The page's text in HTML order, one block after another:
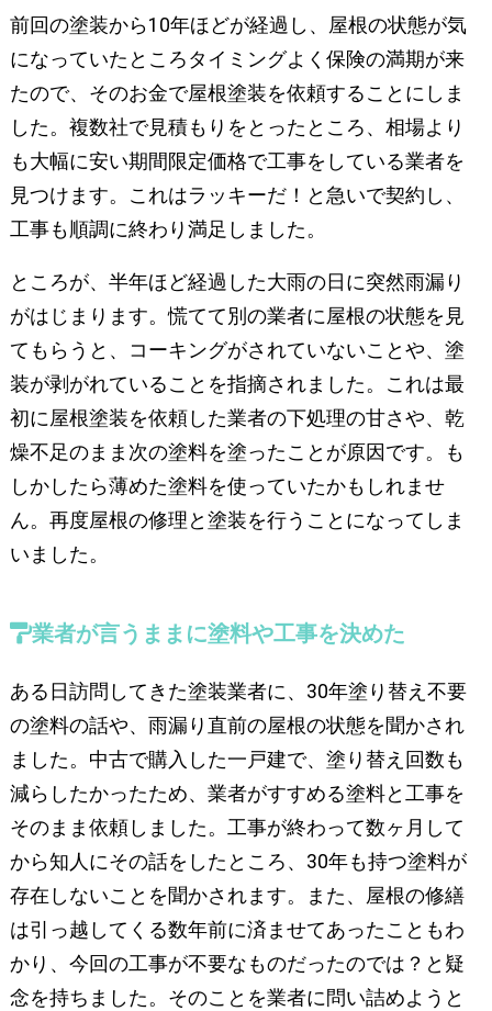
前回の塗装から10年ほどが経過し、屋根の状態が気
になっていたところタイミングよく保険の満期が来
たので、そのお金で屋根塗装を依頼することにしま
した。複数社で見積もりをとったところ、相場より
も大幅に安い期間限定価格で工事をしている業者を
見つけます。これはラッキーだ！と急いで契約し、
工事も順調に終わり満足しました。
ところが、半年ほど経過した大雨の日に突然雨漏り
がはじまります。慌てて別の業者に屋根の状態を見
てもらうと、コーキングがされていないことや、塗
装が剥がれていることを指摘されました。これは最
初に屋根塗装を依頼した業者の下処理の甘さや、乾
燥不足のまま次の塗料を塗ったことが原因です。も
しかしたら薄めた塗料を使っていたかもしれませ
ん。再度屋根の修理と塗装を行うことになってしま
いました。
業者が言うままに塗料や工事を決めた
ある日訪問してきた塗装業者に、30年塗り替え不要
の塗料の話や、雨漏り直前の屋根の状態を聞かされ
ました。中古で購入した一戸建で、塗り替え回数も
減らしたかったため、業者がすすめる塗料と工事を
そのまま依頼しました。工事が終わって数ヶ月して
から知人にその話をしたところ、30年も持つ塗料が
存在しないことを聞かされます。また、屋根の修繕
は引っ越してくる数年前に済ませてあったこともわ
かり、今回の工事が不要なものだったのでは？と疑
念を持ちました。そのことを業者に問い詰めようと